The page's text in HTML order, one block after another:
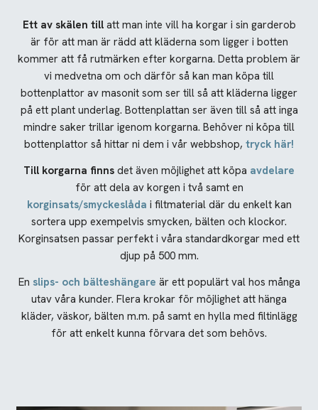
Ett av skälen till att man inte vill ha korgar i sin garderob
är för att man är rädd att kläderna som ligger i botten
kommer att få rutmärken efter korgarna. Detta problem är
vi medvetna om och därför så kan man köpa till
bottenplattor av masonit som ser till så att kläderna ligger
på ett plant underlag. Bottenplattan ser även till så att inga
mindre saker trillar igenom korgarna. Behöver ni köpa till
bottenplattor så hittar ni dem i vår webbshop, tryck här!
Till korgarna finns det även möjlighet att köpa avdelare
för att dela av korgen i två samt en
korginsats/smyckeslåda i filtmaterial där du enkelt kan
sortera upp exempelvis smycken, bälten och klockor.
Korginsatsen passar perfekt i våra standardkorgar med ett
djup på 500 mm.
En slips- och bälteshängare är ett populärt val hos många
utav våra kunder. Flera krokar för möjlighet att hänga
kläder, väskor, bälten m.m. på samt en hylla med filtinlägg
för att enkelt kunna förvara det som behövs.